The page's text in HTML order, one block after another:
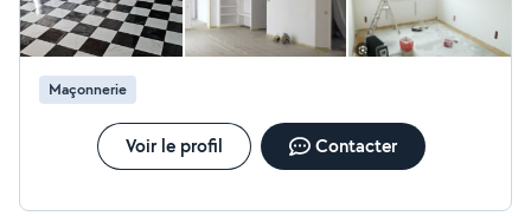
Maçonnerie
Voir le profil Contacter